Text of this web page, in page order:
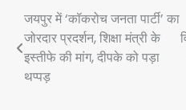
Post
navigation
जयपुर में ‘कॉकरोच जनता पार्टी’ का
जोरदार प्रदर्शन, शिक्षा मंत्री के
इस्तीफे की मांग, दीपके को पड़ा
थप्पड़